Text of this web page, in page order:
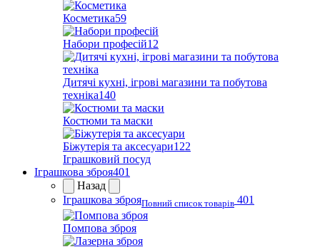
Косметика59
Набори професій12
Дитячі кухні, ігрові магазини та побутова
техніка140
Костюми та маски
Біжутерія та аксесуари122
Іграшковий посуд
Іграшкова зброя401
Назад
Іграшкова зброяПовний список товарів 401
Помпова зброя